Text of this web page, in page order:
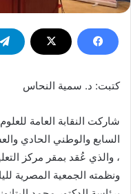
كتبت: د. سمية النحاس
شاركت النقابة العامة
السابع والوطني الحادي
، والذي عُقد بمقر مركز
ونظمته الجمعية المصرية